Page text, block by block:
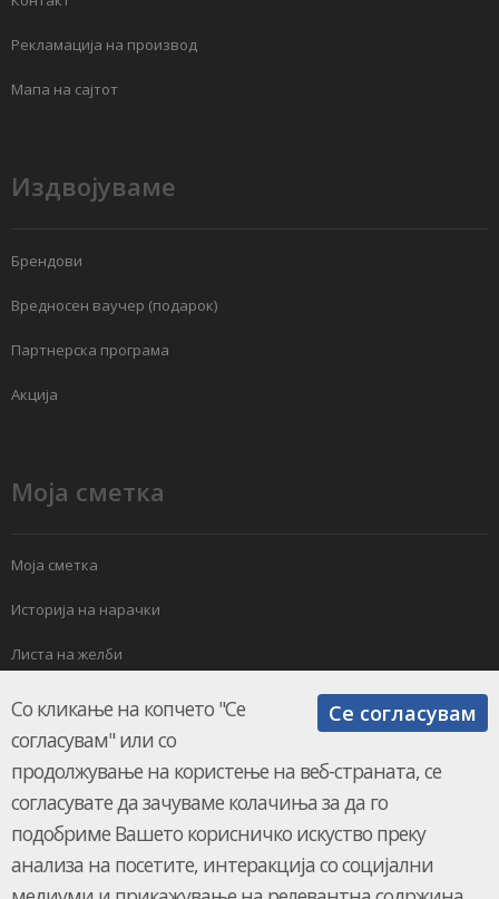
Рекламација на производ
Мапа на сајтот
Издвојуваме
Брендови
Вредносен ваучер (подарок)
Партнерска програма
Акција
Моја сметка
Моја сметка
Историја на нарачки
Листа на желби
Електронски билтен
КЛИМАМАРКЕТ.мк © 2026. UKION SHOPS
Се согласувам
Со кликање на копчето "Се
согласувам" или со
продолжување на користење на веб-страната, се
согласувате да зачуваме колачиња за да го
подобриме Вашето корисничко искуство преку
анализа на посетите, интеракција со социјални